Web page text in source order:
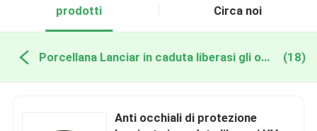
prodotti Circa noi
Porcellana Lanciar in caduta liberasi gli occhiali di protezione (18)
Anti occhiali di protezione